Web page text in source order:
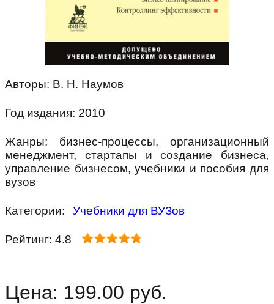
Авторы: В. Н. Наумов
Год издания: 2010
Жанры: бизнес-процессы, организационный
менеджмент, стартапы и создание бизнеса,
управление бизнесом, учебники и пособия для
вузов
Категории: Учебники для ВУЗов
Рейтинг: 4.8
Цена: 199.00 руб.